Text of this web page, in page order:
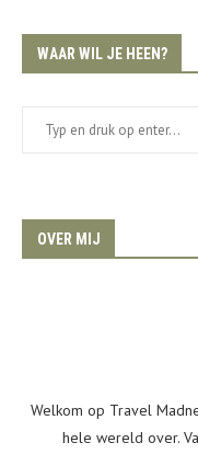
WAAR WIL JE HEEN?
OVER MIJ
Welkom op Travel
hele wereld over.